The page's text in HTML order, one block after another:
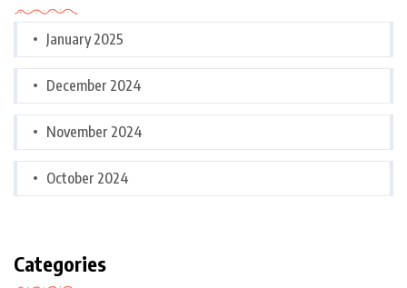
January 2025
December 2024
November 2024
October 2024
Categories